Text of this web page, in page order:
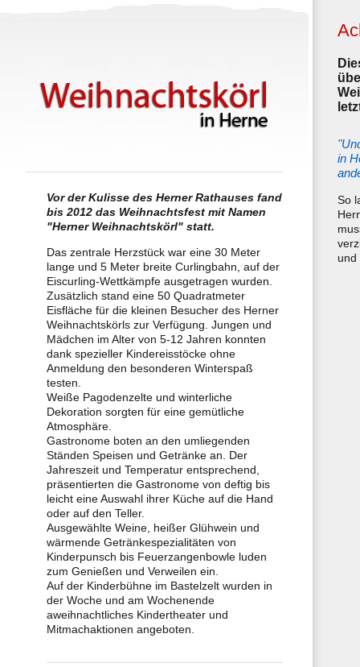
Vor der Kulisse des Herner Rathauses fand
bis 2012 das Weihnachtsfest mit Namen
"Herner Weihnachtskörl" statt.
Das zentrale Herzstück war eine 30 Meter
lange und 5 Meter breite Curlingbahn, auf der
Eiscurling-Wettkämpfe ausgetragen wurden.
Zusätzlich stand eine 50 Quadratmeter
Eisfläche für die kleinen Besucher des Herner
Weihnachtskörls zur Verfügung. Jungen und
Mädchen im Alter von 5-12 Jahren konnten
dank spezieller Kindereisstöcke ohne
Anmeldung den besonderen Winterspaß
testen.
Weiße Pagodenzelte und winterliche
Dekoration sorgten für eine gemütliche
Atmosphäre.
Gastronome boten an den umliegenden
Ständen Speisen und Getränke an. Der
Jahreszeit und Temperatur entsprechend,
präsentierten die Gastronome von deftig bis
leicht eine Auswahl ihrer Küche auf die Hand
oder auf den Teller.
Ausgewählte Weine, heißer Glühwein und
wärmende Getränkespezialitäten von
Kinderpunsch bis Feuerzangenbowle luden
zum Genießen und Verweilen ein.
Auf der Kinderbühne im Bastelzelt wurden in
der Woche und am Wochenende
aweihnachtliches Kindertheater und
Mitmachaktionen angeboten.
in
So
und